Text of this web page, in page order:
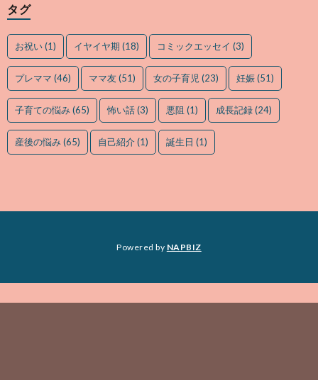
タグ
お祝い(1) イヤイヤ期 (18) コミックエッセイ (3)
プレママ (46) ママ友(51) 女の子育児(23) 妊娠(51)
子育ての悩み(65) 怖い話(3) 悪阻 (1) 成長記録(24)
産後の悩み(65) 自己紹介(1) 誕生日 (1)
Powered by NAPBIZ